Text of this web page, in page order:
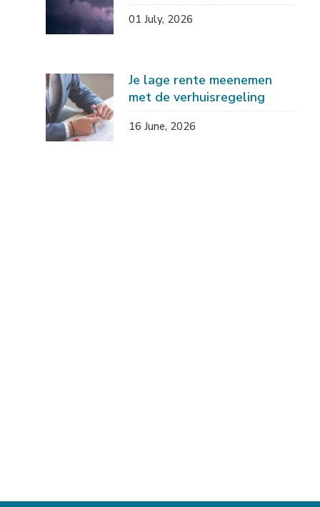
01 July, 2026
Je lage rente meenemen
met de verhuisregeling
16 June, 2026